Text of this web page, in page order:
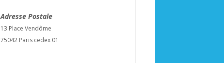
Adresse Postale
13 Place Vendôme
75042 Paris cedex 01